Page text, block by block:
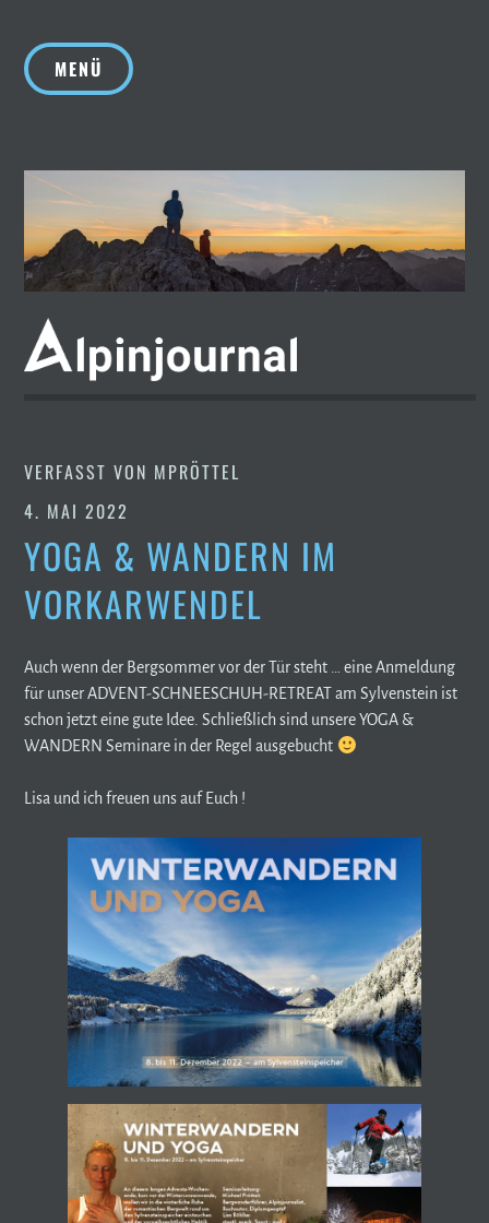
springen
MENÜ
VERFASST VON MPRÖTTEL
4. MAI 2022
YOGA & WANDERN IM
VORKARWENDEL
Auch wenn der Bergsommer vor der Tür steht … eine Anmeldung
für unser ADVENT-SCHNEESCHUH-RETREAT am Sylvenstein ist
schon jetzt eine gute Idee. Schließlich sind unsere YOGA &
WANDERN Seminare in der Regel ausgebucht
Lisa und ich freuen uns auf Euch !